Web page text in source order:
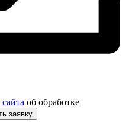
об обработке